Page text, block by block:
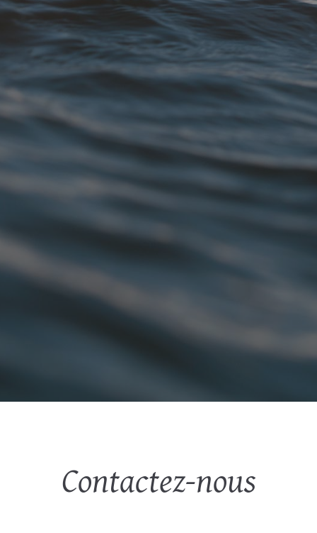
Contactez-nous